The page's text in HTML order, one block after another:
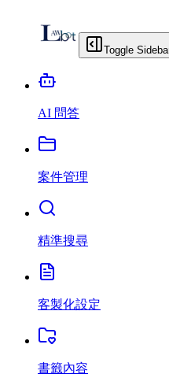
Toggle
AI 問答
案件管理
精準搜尋
客製化設定
書籤內容